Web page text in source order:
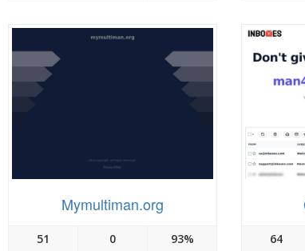
Mymultiman.org
51 0 93% 64